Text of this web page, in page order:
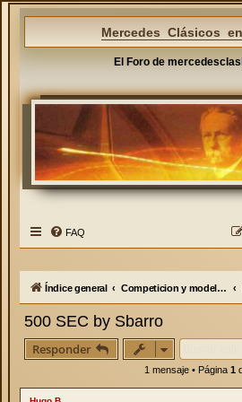
Mercedes Clásicos
El Foro de
FAQ
Índice general Competicion y modelos especiales
500 SEC by Sbarro
Responder
1 mensaje • Página 1